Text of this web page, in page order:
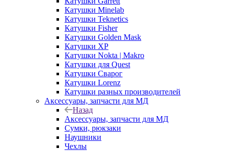
Катушки Minelab
Катушки Teknetics
Катушки Fisher
Катушки Golden Mask
Катушки XP
Катушки Nokta | Makro
Катушки для Quest
Катушки Сварог
Катушки Lorenz
Катушки разных производителей
Аксессуары, запчасти для МД
Назад
Аксессуары, запчасти для МД
Сумки, рюкзаки
Наушники
Чехлы